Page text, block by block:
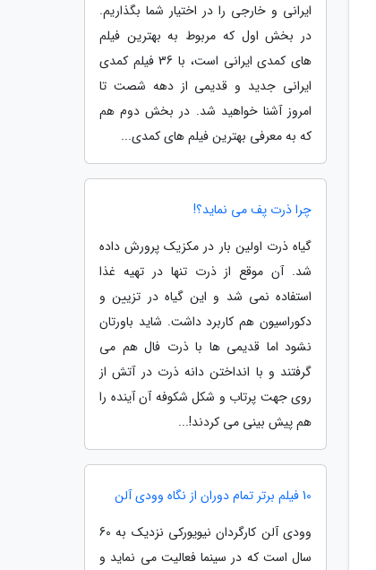
ایرانی و خارجی را در اختیار شما بگذاریم.
در بخش اول که مربوط به بهترین فیلم
های کمدی ایرانی است، با 36 فیلم کمدی
ایرانی جدید و قدیمی از دهه شصت تا
امروز آشنا خواهید شد. در بخش دوم هم
که به معرفی بهترین فیلم های کمدی...
چرا ذرت پف می نماید؟!
گیاه ذرت اولین بار در مکزیک پرورش داده
شد. آن موقع از ذرت تنها در تهیه غذا
استفاده نمی شد و این گیاه در تزیین و
دکوراسیون هم کاربرد داشت. شاید باورتان
نشود اما قدیمی ها با ذرت فال هم می
گرفتند و با انداختن دانه ذرت در آتش از
روی جهت پرتاب و شکل شکوفه آن آینده را
هم پیش بینی می کردند!...
10 فیلم برتر تمام دوران از نگاه وودی آلن
وودی آلن کارگردان نیویورکی نزدیک به 60
سال است که در سینما فعالیت می نماید و